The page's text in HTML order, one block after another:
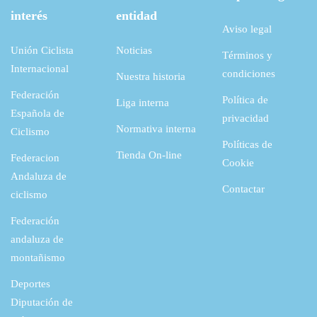
interés
Unión Ciclista
Internacional
Federación
Española de
Ciclismo
Federacion
Andaluza de
ciclismo
Federación
andaluza de
montañismo
Deportes
Diputación de
entidad
Noticias
Nuestra historia
Liga interna
Normativa interna
Tienda On-line
Aviso legal
Términos y
condiciones
Política de
privacidad
Políticas de
Cookie
Contactar